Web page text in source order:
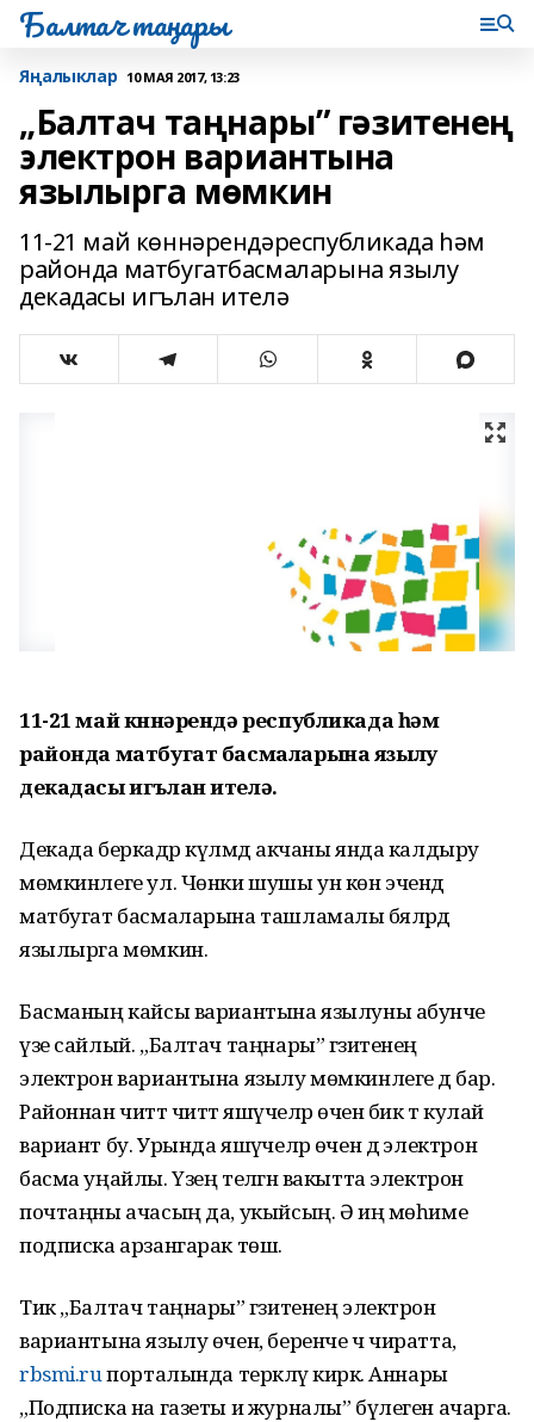
Балтач таңнары
Яңалыклар 10 МАЯ 2017, 13:23
„Балтач таңнары” гәзитенең
электрон вариантына
язылырга мөмкин
11-21 май көннәрендәреспубликада һәм
районда матбугатбасмаларына язылу
декадасы игълан ителә
11-21 май көннәрендә республикада һәм
районда матбугат басмаларына язылу
декадасы игълан ителә.
Декада беркадәр күләмдә акчаны янда калдыру
мөмкинлеге ул. Чөнки шушы ун көн эчендә
матбугат басмаларына ташламалы бәяләрдә
язылырга мөмкин.
Басманың кайсы вариантына язылуны абунәче
үзе сайлый. „Балтач таңнары” гәзитенең
электрон вариантына язылу мөмкинлеге дә бар.
Районнан читтә читтә яшәүчеләр өчен бик тә кулай
вариант бу. Урында яшәүчеләр өчен дә электрон
басма уңайлы. Үзең теләгән вакытта электрон
почтаңны ачасың да, укыйсың. Ә иң мөһиме
подписка арзангарак төшә.
Тик „Балтач таңнары” гәзитенең электрон
вариантына язылу өчен, беренче ч чиратта,
rbsmi.ruпорталында теркәлү кирәк. Аннары
„Подписка на газеты и журналы” бүлеген ачарга.